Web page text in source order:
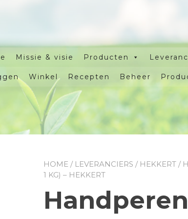
Missie & visie Producten
Winkel Recepten Beheer
HOME / LEVERANCIERS / HEKKERT /
1 KG) – HEKKERT
Handperen